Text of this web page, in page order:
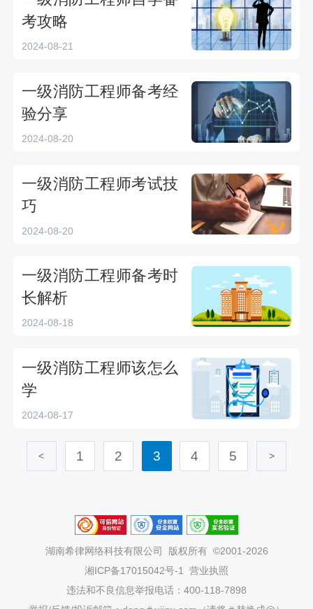
考攻略
2024-08-21
一级消防工程师备考经
验分享
2024-08-20
一级消防工程师考试技
巧
2024-08-20
一级消防工程师备考时
长解析
2024-08-18
一级消防工程师该怎么
学
2024-08-17
< 1 2 3 4 5 >
湖南希律网络科技有限公司
版权所有 ©2001-2026
湘ICP备17015042号-1
营业执照
违法和不良信息举报电话：400-118-7898